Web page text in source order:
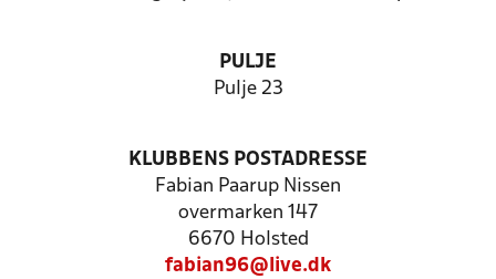
PULJE
Pulje 23
KLUBBENS POSTADRESSE
Fabian Paarup Nissen
overmarken 147
6670 Holsted
fabian96@live.dk